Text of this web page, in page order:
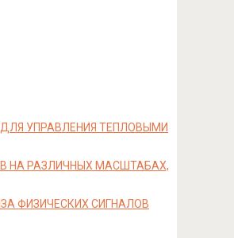
УПРАВЛЕНИЯ ТЕПЛОВЫМИ
НА РАЗЛИЧНЫХ МАСШТАБАХ,
ФИЗИЧЕСКИХ СИГНАЛОВ